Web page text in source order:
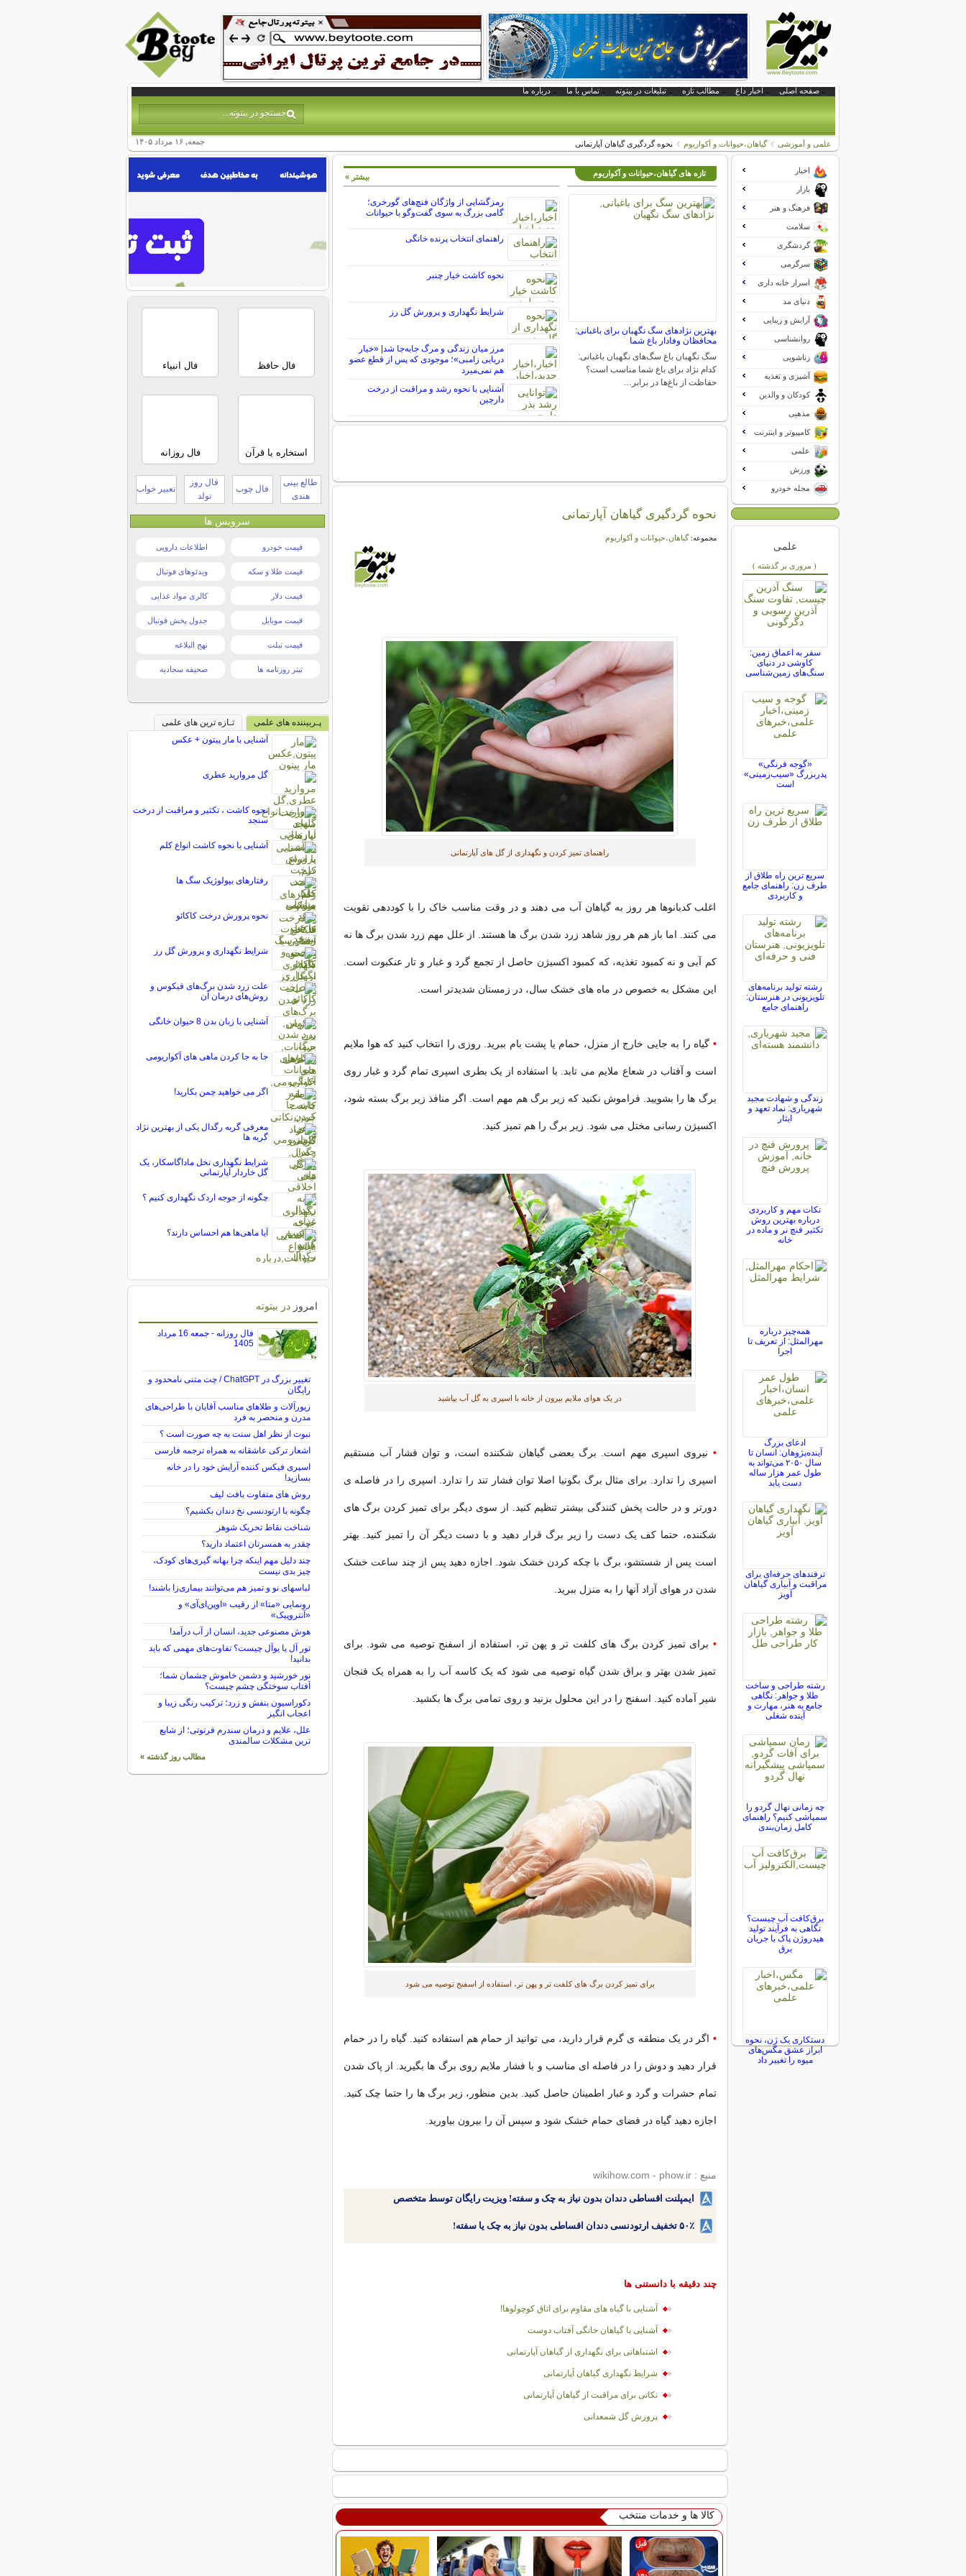
صفحه اصلی اخبار داغ مطالب تازه تبلیغات در بیتوته تماس با ما درباره ما
جمعه, ۱۶ مرداد ۱۴۰۵ علمی و آموزشی گیاهان،حیوانات و آکواریوم نحوه گردگیری گیاهان آپارتمانی
تازه های گیاهان،حیوانات و آکواریوم
بهترین نژادهای سگ نگهبان برای باغبانی:
محافظان وفادار باغ شما
سگ نگهبان باغ سگ‌های نگهبان باغبانی:
کدام نژاد برای باغ شما مناسب است؟
حفاظت از باغ‌ها در برابر…
رمزگشایی از واژگان فنچ‌های گورخری؛
گامی بزرگ به سوی گفت‌وگو با حیوانات
راهنمای انتخاب پرنده خانگی
نحوه کاشت خیار چنبر
شرایط نگهداری و پرورش گل رز
مرز میان زندگی و مرگ جابه‌جا شد| «خیار
دریایی زامبی»؛ موجودی که پس از قطع عضو
هم نمی‌میرد
آشنایی با نحوه رشد و مراقبت از درخت
دارچین
بیشتر »
نحوه گردگیری گیاهان آپارتمانی
مجموعه:گیاهان،حیوانات و آکواریوم
راهنمای تمیز کردن و نگهداری از گل های آپارتمانی
اغلب کدبانوها هر روز به گیاهان آب می دهند و در وقت مناسب خاک را با کوددهی تقویت
می کنند. اما باز هم هر روز شاهد زرد شدن برگ ها هستند. از علل مهم زرد شدن برگ ها نه
کم آبی و نه کمبود تغذیه، که کمبود اکسیژن حاصل از تجمع گرد و غبار و تار عنکبوت است.
این مشکل به خصوص در ماه های خشک سال، در زمستان شدیدتر است.
• گیاه را به جایی خارج از منزل، حمام یا پشت بام ببرید. روزی را انتخاب کنید که هوا ملایم
است و آفتاب در شعاع ملایم می تابد. با استفاده از یک بطری اسپری تمام گرد و غبار روی
برگ ها را بشویید. فراموش نکنید که زیر برگ هم مهم است. اگر منافذ زیر برگ بسته شود،
اکسیژن رسانی مختل می شود. زیر برگ را هم تمیز کنید.
در یک هوای ملایم بیرون از خانه با اسپری به گل آب بپاشید
• نیروی اسپری مهم است. برگ بعضی گیاهان شکننده است، و توان فشار آب مستقیم
اسپری را ندارد. برای مثال برگ بگونیا اصلا توان فشار تند را ندارد. اسپری را در فاصله ی
دورتر و در حالت پخش کنندگی بیشتر تنظیم کنید. از سوی دیگر برای تمیز کردن برگ های
شکننده، حتما کف یک دست را زیر برگ قرار دهید و با دست دیگر آن را تمیز کنید. بهتر
است پس از شستشو، برگ با چکه کردن خشک شود. اجازه دهید پس از چند ساعت خشک
شدن در هوای آزاد آنها را به منزل ببرید.
• برای تمیز کردن برگ های کلفت تر و پهن تر، استفاده از اسفنج توصیه می شود. برای
تمیز شدن بهتر و براق شدن گیاه توصیه می شود که یک کاسه آب را به همراه یک فنجان
شیر آماده کنید. اسفنج را در این محلول بزنید و روی تمامی برگ ها بکشید.
برای تمیز کردن برگ های کلفت تر و پهن تر، استفاده از اسفنج توصیه می شود
• اگر در یک منطقه ی گرم قرار دارید، می توانید از حمام هم استفاده کنید. گیاه را در حمام
قرار دهید و دوش را در فاصله ای مناسب و با فشار ملایم روی برگ ها بگیرید. از پاک شدن
تمام حشرات و گرد و غبار اطمینان حاصل کنید. بدین منظور، زیر برگ ها را حتما چک کنید.
اجازه دهید گیاه در فضای حمام خشک شود و سپس آن را بیرون بیاورید.
منبع : wikihow.com - phow.ir
ایمپلنت اقساطی دندان بدون نیاز به چک و سفته! ویزیت رایگان توسط متخصص
۵۰٪ تخفیف ارتودنسی دندان اقساطی بدون نیاز به چک یا سفته!
چند دقیقه با دانستنی ها
آشنایی با گیاه های مقاوم برای اتاق کوچولوها!
آشنایی با گیاهان خانگی آفتاب دوست
اشتباهاتی برای نگهداری از گیاهان آپارتمانی
شرایط نگهداری گیاهان آپارتمانی
نکاتی برای مراقبت از گیاهان آپارتمانی
پرورش گل شمعدانی
کالا ها و خدمات منتخب
اخبار
بازار
فرهنگ و هنر
سلامت
گردشگری
سرگرمی
اسرار خانه داری
دنیای مد
آرایش و زیبایی
روانشناسی
زناشویی
آشپزی و تغذیه
کودکان و والدین
مذهبی
کامپیوتر و اینترنت
علمی
ورزش
مجله خودرو
علمی
( مروری بر گذشته )
سفر به اعماق زمین:
کاوشی در دنیای
سنگ‌های زمین‌شناسی
«گوجه فرنگی»
پدربزرگ «سیب‌زمینی»
است
سریع ترین راه طلاق از
طرف زن: راهنمای جامع
و کاربردی
رشته تولید برنامه‌های
تلویزیونی در هنرستان:
راهنمای جامع
زندگی و شهادت مجید
شهریاری: نماد تعهد و
ایثار
نکات مهم و کاربردی
درباره بهترین روش
تکثیر فنچ نر و ماده در
خانه
همه‌چیز درباره
مهرالمثل: از تعریف تا
اجرا
ادعای بزرگ
آینده‌پژوهان: انسان تا
سال ۲۰۵۰ می‌تواند به
طول عمر هزار ساله
دست یابد
ترفندهای حرفه‌ای برای
مراقبت و آبیاری گیاهان
آویز
رشته طراحی و ساخت
طلا و جواهر: نگاهی
جامع به هنر، مهارت و
آینده شغلی
چه زمانی نهال گردو را
سمپاشی کنیم؟ راهنمای
کامل زمان‌بندی
برق‌کافت آب چیست؟
نگاهی به فرآیند تولید
هیدروژن پاک با جریان
برق
دستکاری یک ژن، نحوه
ابراز عشق مگس‌های
میوه را تغییر داد
فال حافظ فال انبیاء
استخاره با قرآن فال روزانه
طالع بینی
هندی
فال چوب
فال روز
تولد
تعبیر خواب
سرویس ها
قیمت خودرو اطلاعات دارویی
قیمت طلا و سکه ویدئوهای فوتبال
قیمت دلار کالری مواد غذایی
قیمت موبایل جدول پخش فوتبال
قیمت تبلت نهج البلاغه
تیتر روزنامه ها صحیفه سجادیه
پـربیننده های علمی
تـازه ترین های علمی
آشنایی با مار پیتون + عکس
گل مروارید عطری
نحوه کاشت ، تکثیر و مراقبت از درخت
سنجد
آشنایی با نحوه کاشت انواع کلم
رفتارهای بیولوژیک سگ ها
نحوه پرورش درخت کاکائو
شرایط نگهداری و پرورش گل رز
علت زرد شدن برگ‌های فیکوس و
روش‌های درمان آن
آشنایی با زبان بدن 8 حیوان خانگی
جا به جا کردن ماهی های آکواریومی
اگر می خواهید چمن بکارید!
معرفی گربه رگدال یکی از بهترین نژاد
گربه ها
شرایط نگهداری نخل ماداگاسکار، یک
گل خاردار آپارتمانی
چگونه از جوجه اردک نگهداری کنیم ؟
آیا ماهی‌ها هم احساس دارند؟
امروز در بیتوته
فال روزانه - جمعه 16 مرداد
1405
تغییر بزرگ در ChatGPT / چت متنی نامحدود و
رایگان
زیورآلات و طلاهای مناسب آقایان با طراحی‌های
مدرن و منحصر به فرد
نبوت از نظر اهل سنت به چه صورت است ؟
اشعار ترکی عاشقانه به همراه ترجمه فارسی
اسپری فیکس کننده آرایش خود را در خانه
بسازید!
روش های متفاوت بافت لیف
چگونه با ارتودنسی نخ دندان بکشیم؟
شناخت نقاط تحریک شوهر
چقدر به همسرتان اعتماد دارید؟
چند دلیل مهم اینکه چرا بهانه گیری‌های کودک،
چیز بدی نیست
لباس‎های نو و تمیز هم می‌توانند بیماری‌زا باشند!
رونمایی «متا» از رقیب «اوپن‌ای‌آی» و
«آنتروپیک»
هوش مصنوعی جدید، انسان از آب درآمد!
تور آل یا یوآل چیست؟ تفاوت‌های مهمی که باید
بدانید!
نور خورشید و دشمن خاموش چشمان شما؛
آفتاب سوختگی چشم چیست؟
دکوراسیون بنفش و زرد؛ ترکیب رنگی زیبا و
اعجاب انگیز
علل، علایم و درمان سندرم فرتوتی؛ از شایع
ترین مشکلات سالمندی
مطالب روز گذشته »